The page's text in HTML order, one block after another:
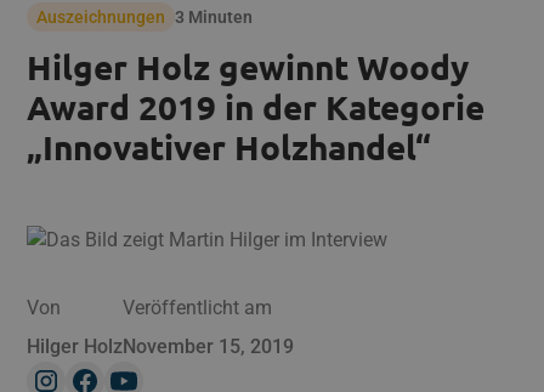
Auszeichnungen 3 Minuten
Hilger Holz gewinnt Woody
Award 2019 in der Kategorie
„Innovativer Holzhandel“
Von
Hilger Holz
Veröffentlicht am
November 15, 2019